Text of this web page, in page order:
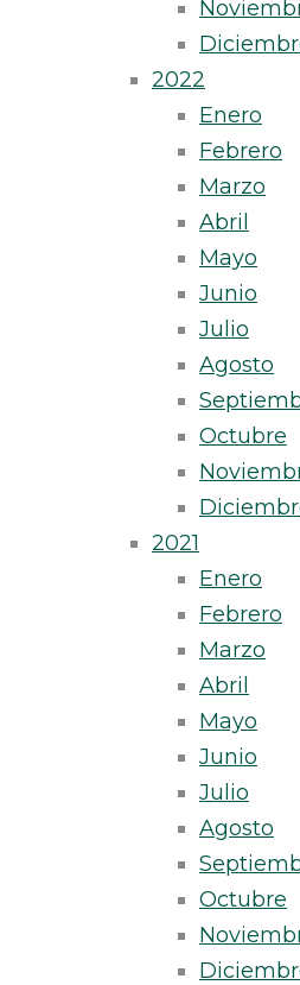
2022
Enero
Febrero
Marzo
Abril
Mayo
Junio
Julio
Agosto
Octubre
2021
Enero
Febrero
Marzo
Abril
Mayo
Junio
Julio
Agosto
Octubre